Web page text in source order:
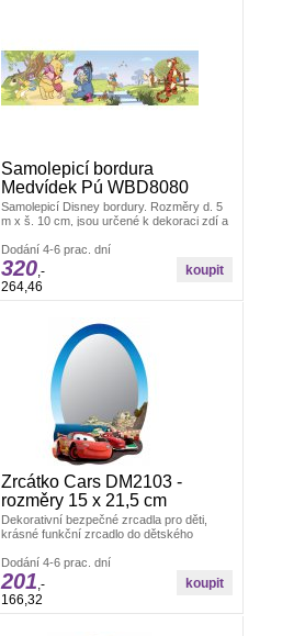
Samolepicí bordura
Medvídek Pú WBD8080
Samolepicí Disney bordury. Rozměry d. 5
m x š. 10 cm, jsou určené k dekoraci zdí a
nezanechávají stopy. Český výrobek.
Dodání 4-6 prac. dní
320 ,-
264,46
Zrcátko Cars DM2103 -
rozměry 15 x 21,5 cm
Dekorativní bezpečné zrcadla pro děti,
krásné funkční zrcadlo do dětského
Rozměry: 15 x 22 cm.
Dodání 4-6 prac. dní
201,-
166,32